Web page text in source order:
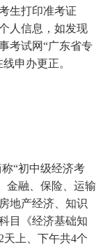
生打印准考证
人信息，如发现
考试网“广东省专
申办更正。
“初中级经济考
金融、保险、运输
地产经济、知识
目《经济基础知
上、下午共4个